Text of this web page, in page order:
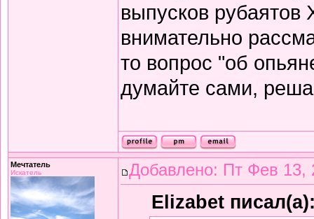
выпусков рубаятов
внимательно
то вопрос "об
думайте сами,
Мечтатель
Искатель Добавлено: Пт Фев 13,
Elizabet